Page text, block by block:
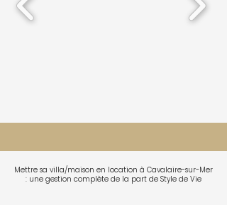
Mettre sa villa/maison en location à Cavalaire-sur-Mer
: une gestion complète de la part de Style de Vie